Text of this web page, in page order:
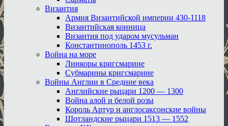
Византия
Армия Византийской империи 430-1118
Византийская конница
Византия под ударом мусульман
Константинополь 1453 г.
Война на море
Линкоры кригсмарине
Субмарины кригсмарине
Войны Англии в Средние века
Английские рыцари 1200 — 1300
Война алой и белой розы
Король Артур и англосаксонские войны
Шотландские рыцари 1513 — 1552